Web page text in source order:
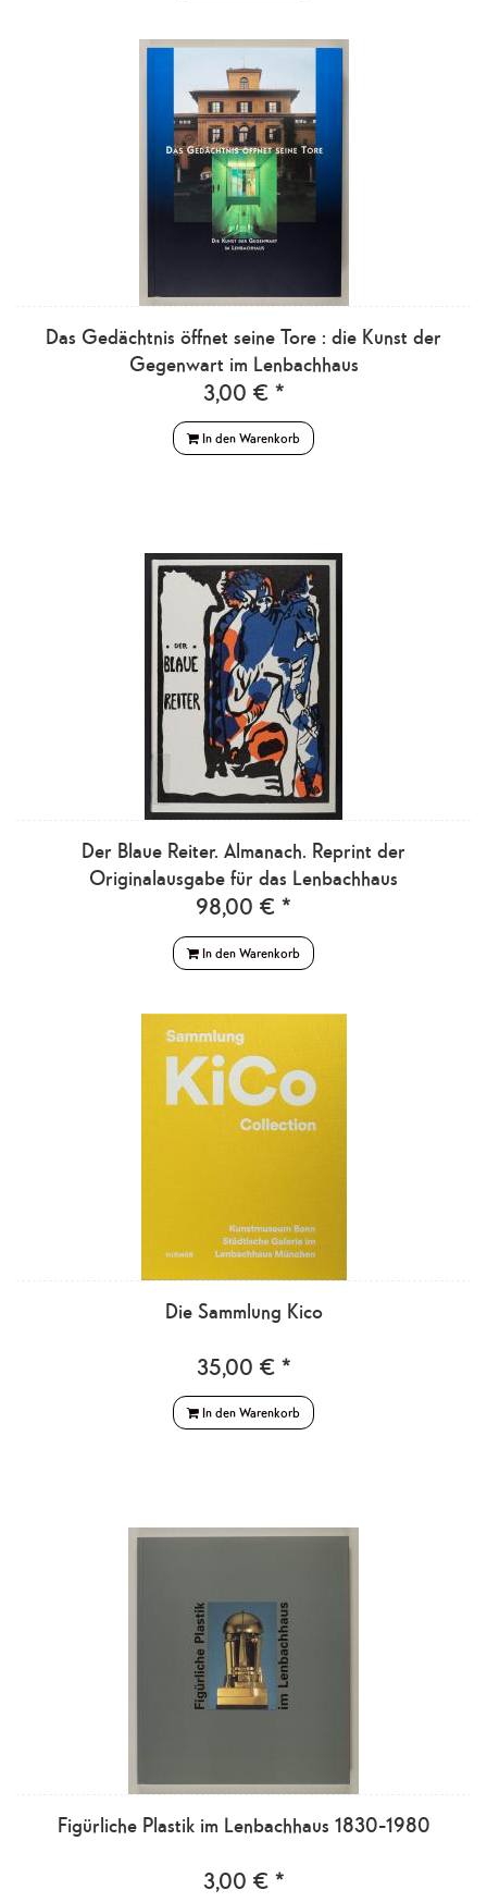
Das Gedächtnis öffnet seine Tore : die Kunst der
Gegenwart im Lenbachhaus
3,00 € *
In den Warenkorb
Der Blaue Reiter. Almanach. Reprint der
Originalausgabe für das Lenbachhaus
98,00 € *
In den Warenkorb
Die Sammlung Kico
35,00 € *
In den Warenkorb
Figürliche Plastik im Lenbachhaus 1830-1980
3,00 € *